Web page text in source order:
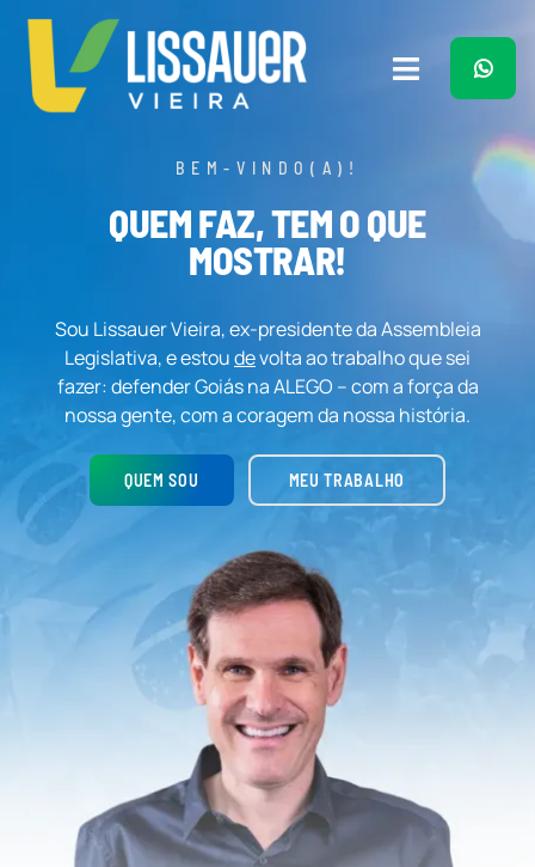
para
conteúdo
Toggle
Plano de Governo
O Que Penso
Quem Sou
Imprensa
Contatos
BEM-VINDO(A)!
QUEM FAZ, TEM O QUE
MOSTRAR!
Sou Lissauer Vieira, ex-presidente da Assembleia
Legislativa, e estoudevolta ao trabalho que sei
fazer: defender Goiás na ALEGO – com a força da
nossa gente, com a coragem da nossa história.
QUEM SOU MEU TRABALHO